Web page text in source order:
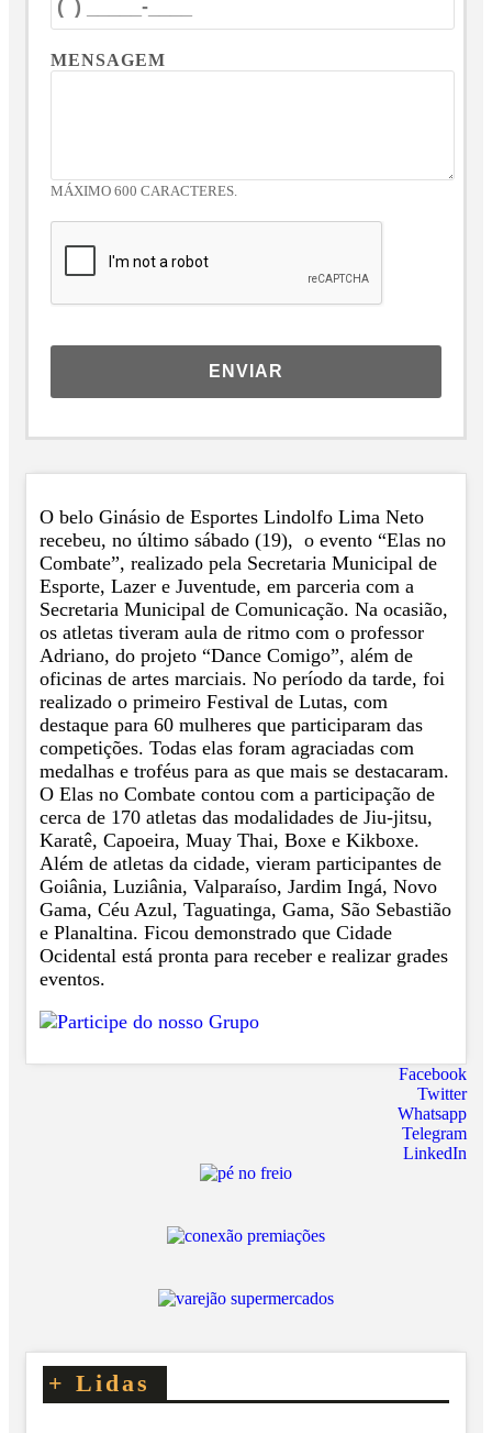
MENSAGEM
MÁXIMO 600 CARACTERES.
ENVIAR
O belo Ginásio de Esportes Lindolfo Lima Neto
recebeu, no último sábado (19), o evento “Elas no
Combate”, realizado pela Secretaria Municipal de
Esporte, Lazer e Juventude, em parceria com a
Secretaria Municipal de Comunicação. Na ocasião,
os atletas tiveram aula de ritmo com o professor
Adriano, do projeto “Dance Comigo”, além de
oficinas de artes marciais. No período da tarde, foi
realizado o primeiro Festival de Lutas, com
destaque para 60 mulheres que participaram das
competições. Todas elas foram agraciadas com
medalhas e troféus para as que mais se destacaram.
O Elas no Combate contou com a participação de
cerca de 170 atletas das modalidades de Jiu-jitsu,
Karatê, Capoeira, Muay Thai, Boxe e Kikboxe.
Além de atletas da cidade, vieram participantes de
Goiânia, Luziânia, Valparaíso, Jardim Ingá, Novo
Gama, Céu Azul, Taguatinga, Gama, São Sebastião
e Planaltina. Ficou demonstrado que Cidade
Ocidental está pronta para receber e realizar grades
eventos.
Facebook
Twitter
Whatsapp
Telegram
LinkedIn
+ Lidas